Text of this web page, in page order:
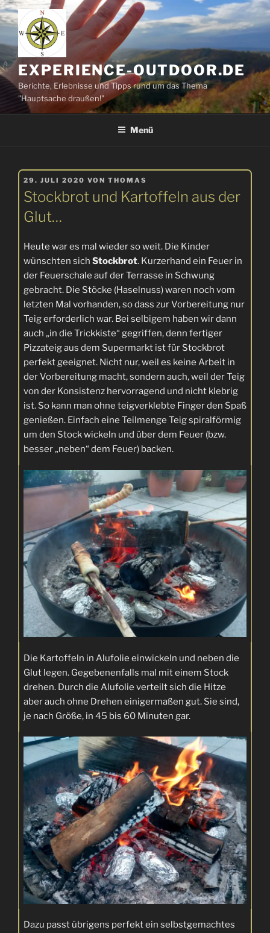
Zum
Inhalt
springen
EXPERIENCE-OUTDOOR.DE
Berichte, Erlebnisse und Tipps rund um das Thema
"Hauptsache draußen!"
Menü
VERÖFFENTLICHT
AM
29. JULI 2020 VON THOMAS
Stockbrot und Kartoffeln aus der
Glut…
Heute war es mal wieder so weit. Die Kinder
wünschten sich Stockbrot. Kurzerhand ein Feuer in
der Feuerschale auf der Terrasse in Schwung
gebracht. Die Stöcke (Haselnuss) waren noch vom
letzten Mal vorhanden, so dass zur Vorbereitung nur
Teig erforderlich war. Bei selbigem haben wir dann
auch „in die Trickkiste“ gegriffen, denn fertiger
Pizzateig aus dem Supermarkt ist für Stockbrot
perfekt geeignet. Nicht nur, weil es keine Arbeit in
der Vorbereitung macht, sondern auch, weil der Teig
von der Konsistenz hervorragend und nicht klebrig
ist. So kann man ohne teigverklebte Finger den Spaß
genießen. Einfach eine Teilmenge Teig spiralförmig
um den Stock wickeln und über dem Feuer (bzw.
besser „neben“ dem Feuer) backen.
Die Kartoffeln in Alufolie einwickeln und neben die
Glut legen. Gegebenenfalls mal mit einem Stock
drehen. Durch die Alufolie verteilt sich die Hitze
aber auch ohne Drehen einigermaßen gut. Sie sind,
je nach Größe, in 45 bis 60 Minuten gar.
Dazu passt übrigens perfekt ein selbstgemachtes